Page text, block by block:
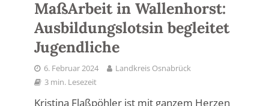
MaßArbeit in Wallenhorst:
Ausbildungslotsin begleitet
Jugendliche
6. Februar 2024
Landkreis Osnabrück
3 min. Lesezeit
Kristina Flaßpöhler ist mit ganzem Herzen